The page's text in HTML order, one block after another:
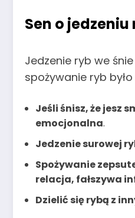
Sen o
Jedzenie ryb we
spożywanie ryb
Jeśli śnisz, że jesz
emocjonalna.
Jedzenie surowej
Spożywanie
relacja, fałszywa
Dzielić się rybą z